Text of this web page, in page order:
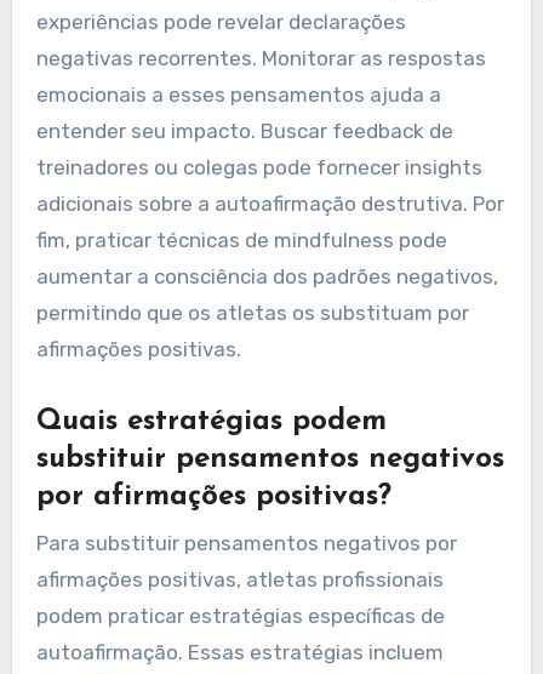
experiências pode revelar declarações
negativas recorrentes. Monitorar as respostas
emocionais a esses pensamentos ajuda a
entender seu impacto. Buscar feedback de
treinadores ou colegas pode fornecer insights
adicionais sobre a autoafirmação destrutiva. Por
fim, praticar técnicas de mindfulness pode
aumentar a consciência dos padrões negativos,
permitindo que os atletas os substituam por
afirmações positivas.
Quais estratégias podem
substituir pensamentos negativos
por afirmações positivas?
Para substituir pensamentos negativos por
afirmações positivas, atletas profissionais
podem praticar estratégias específicas de
autoafirmação. Essas estratégias incluem